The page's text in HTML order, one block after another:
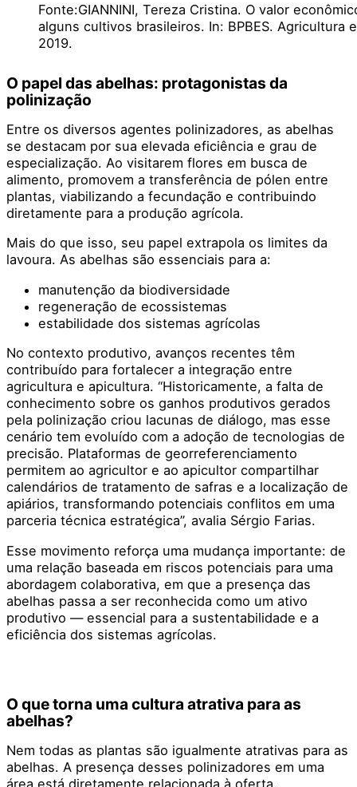
Fonte:GIANNINI, Tereza Cristina. O valor
alguns cultivos brasileiros. In: BPBES. Agricultura
2019.
O papel das abelhas: protagonistas da
polinização
Entre os diversos agentes polinizadores, as abelhas
se destacam por sua elevada eficiência e grau de
especialização. Ao visitarem flores em busca de
alimento, promovem a transferência de pólen entre
plantas, viabilizando a fecundação e contribuindo
diretamente para a produção agrícola.
Mais do que isso, seu papel extrapola os limites da
lavoura. As abelhas são essenciais para a:
manutenção da biodiversidade
regeneração de ecossistemas
estabilidade dos sistemas agrícolas
No contexto produtivo, avanços recentes têm
contribuído para fortalecer a integração entre
agricultura e apicultura. “Historicamente, a falta de
conhecimento sobre os ganhos produtivos gerados
pela polinização criou lacunas de diálogo, mas esse
cenário tem evoluído com a adoção de tecnologias de
precisão. Plataformas de georreferenciamento
permitem ao agricultor e ao apicultor compartilhar
calendários de tratamento de safras e a localização de
apiários, transformando potenciais conflitos em uma
parceria técnica estratégica”, avalia Sérgio Farias.
Esse movimento reforça uma mudança importante: de
uma relação baseada em riscos potenciais para uma
abordagem colaborativa, em que a presença das
abelhas passa a ser reconhecida como um ativo
produtivo — essencial para a sustentabilidade e a
eficiência dos sistemas agrícolas.
O que torna uma cultura atrativa para as
abelhas?
Nem todas as plantas são igualmente atrativas para as
abelhas. A presença desses polinizadores em uma